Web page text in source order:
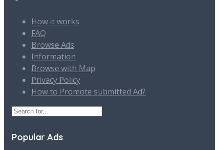
How it works
FAQ
Browse Ads
Information
Browse with Map
Privacy Policy
How to Promote submitted Ad?
Popular Ads